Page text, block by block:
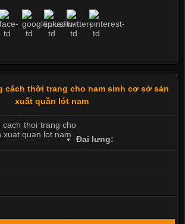
cách thời trang cho nam sinh cơ sở sản
xuất quần lót nam
Đai lưng: